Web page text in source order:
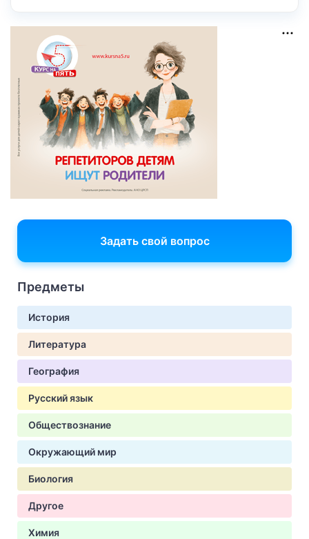
Задать свой вопрос
Предметы
История
Литература
География
Русский язык
Обществознание
Окружающий мир
Биология
Другое
Химия